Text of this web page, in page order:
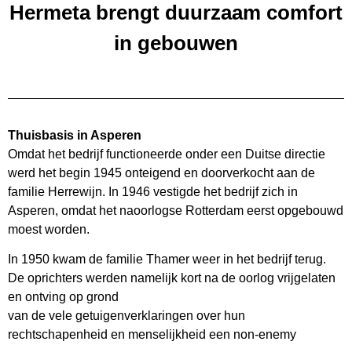
Hermeta brengt duurzaam comfort
in gebouwen
Thuisbasis in Asperen
Omdat het bedrijf functioneerde onder een Duitse directie
werd het begin 1945 onteigend en doorverkocht aan de
familie Herrewijn. In 1946 vestigde het bedrijf zich in
Asperen, omdat het naoorlogse Rotterdam eerst opgebouwd
moest worden.
In 1950 kwam de familie Thamer weer in het bedrijf terug.
De oprichters werden namelijk kort na de oorlog vrijgelaten
en ontving op grond
van de vele getuigenverklaringen over hun
rechtschapenheid en menselijkheid een non-enemy